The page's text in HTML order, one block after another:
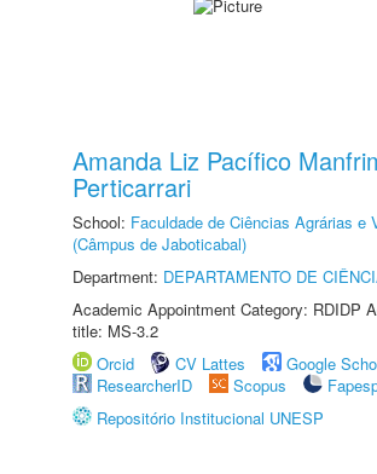
Amanda Liz Pacífico
Perticarrari
School: Faculdade de Ciências Agrárias e
(Câmpus de Jaboticabal)
Department: DEPARTAMENTO DE
Academic Appointment Category: RDIDP
title: MS-3.2
Orcid
CV Lattes
Google
ResearcherID
Scopus
Repositório Institucional UNESP